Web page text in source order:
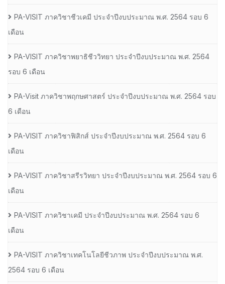
PA-VISIT ภาควิชาชีวเคมี ประจำปีงบประมาณ พ.ศ. 2564 รอบ 6
เดือน
PA-VISIT ภาควิชาพยาธิชีววิทยา ประจำปีงบประมาณ พ.ศ. 2564
รอบ 6 เดือน
PA-Visit ภาควิชาพฤกษศาสตร์ ประจำปีงบประมาณ พ.ศ. 2564 รอบ
6 เดือน
PA-VISIT ภาควิชาฟิสิกส์ ประจำปีงบประมาณ พ.ศ. 2564 รอบ 6
เดือน
PA-VISIT ภาควิชาสรีรวิทยา ประจำปีงบประมาณ พ.ศ. 2564 รอบ 6
เดือน
PA-VISIT ภาควิชาเคมี ประจำปีงบประมาณ พ.ศ. 2564 รอบ 6
เดือน
PA-VISIT ภาควิชาเทคโนโลยีชีวภาพ ประจำปีงบประมาณ พ.ศ.
2564 รอบ 6 เดือน